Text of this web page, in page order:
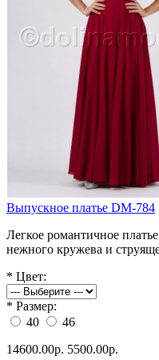
Выпускное платье DM-784
Легкое романтичное
нежного кружева и
* Цвет:
* Размер:
40
46
14600.00р. 5500.00р.